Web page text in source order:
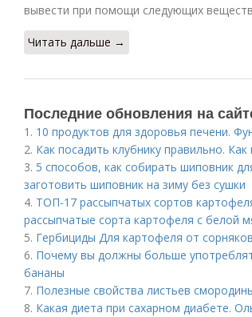
вывести при помощи следующих
Читать дальше →
Последние обновления на
1. 10 продуктов для здоровья печени.
2. Как посадить клубнику правильно.
3. 5 способов, как собирать шиповник
заготовить шиповник на зиму без сушки
4. ТОП-17 рассыпчатых сортов
рассыпчатые сорта картофеля с белой
5. Гербициды Для картофеля от
6. Почему вы должны больше
бананы
7. Полезные свойства листьев
8. Какая диета при сахарном диабете.